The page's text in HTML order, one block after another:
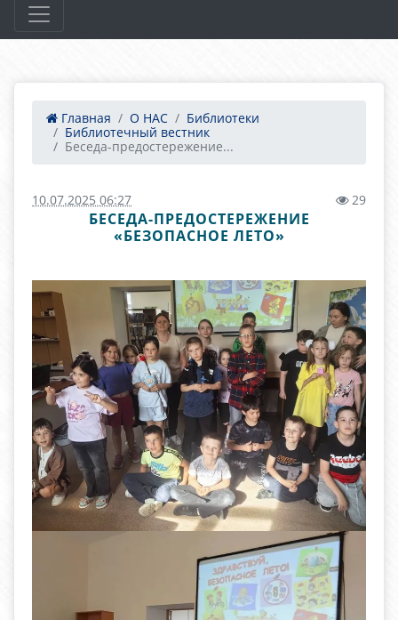
Главная О НАС
Библиотеки
Библиотечный вестник
Беседа-предостережение...
10.07.2025 06:27 29
БЕСЕДА-ПРЕДОСТЕРЕЖЕНИЕ
«БЕЗОПАСНОЕ ЛЕТО»